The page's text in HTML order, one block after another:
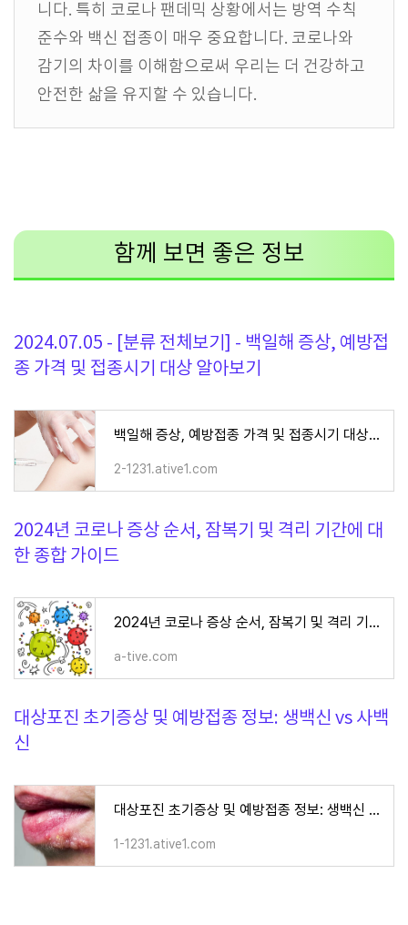
니다. 특히 코로나 팬데믹 상황에서는 방역 수칙
준수와 백신 접종이 매우 중요합니다. 코로나와
감기의 차이를 이해함으로써 우리는 더 건강하고
안전한 삶을 유지할 수 있습니다.
함께 보면 좋은 정보
2024.07.05 - [분류 전체보기] - 백일해 증상, 예방접
종 가격 및 접종시기 대상 알아보기
백일해 증상, 예방접종 가격 및 접종시기 대상 알아보기
2-1231.ative1.com
2024년 코로나 증상 순서, 잠복기 및 격리 기간에 대
한 종합 가이드
2024년 코로나 증상 순서, 잠복기 및 격리 기간에 대한 종합 가이드
a-tive.com
대상포진 초기증상 및 예방접종 정보: 생백신 vs 사백
신
대상포진 초기증상 및 예방접종 정보: 생백신 vs 사백신
1-1231.ative1.com